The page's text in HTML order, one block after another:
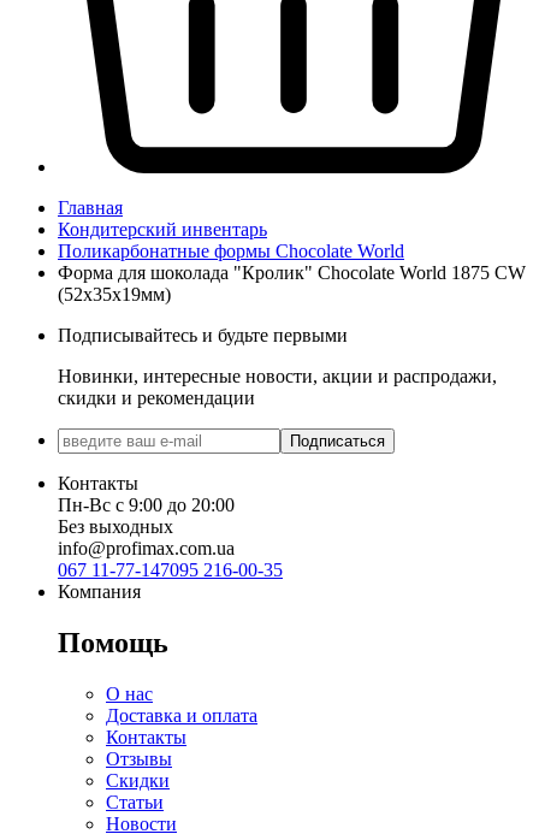
Главная
Кондитерский инвентарь
Поликарбонатные формы Chocolate World
Форма для шоколада "Кролик" Chocolate World 1875 CW
(52x35x19мм)
Подписывайтесь и будьте первыми
Новинки, интересные новости, акции и распродажи,
скидки и рекомендации
Подписаться
Контакты
Пн-Вс с 9:00 до 20:00
Без выходных
info@profimax.com.ua
067 11-77-147095 216-00-35
Компания
Помощь
О нас
Доставка и оплата
Контакты
Отзывы
Скидки
Статьи
Новости